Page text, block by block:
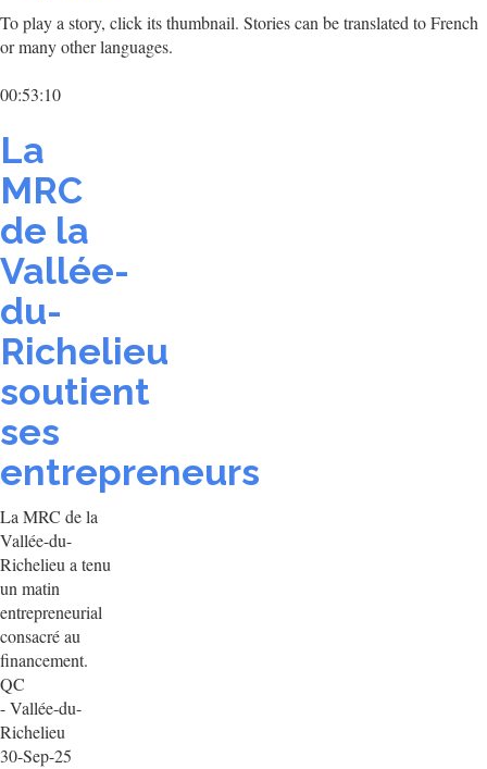
To play a story, click its thumbnail. Stories can be translated to French
or many other languages.
00:53:10
La
MRC
de la
Vallée-
du-
Richelieu
soutient
ses
entrepreneurs
La MRC de la
Vallée-du-
Richelieu a tenu
un matin
entrepreneurial
consacré au
financement.
QC
- Vallée-du-
Richelieu
30-Sep-25